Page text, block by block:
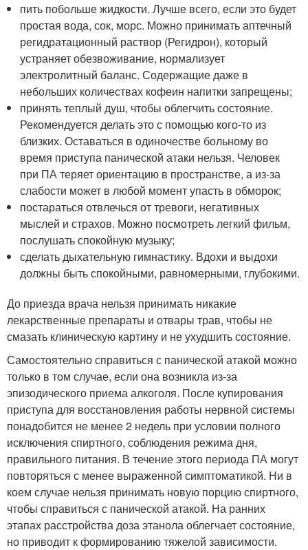
пить побольше жидкости. Лучше всего, если это будет
простая вода, сок, морс. Можно принимать аптечный
регидратационный раствор (Регидрон), который
устраняет обезвоживание, нормализует
электролитный баланс. Содержащие даже в
небольших количествах кофеин напитки запрещены;
принять теплый душ, чтобы облегчить состояние.
Рекомендуется делать это с помощью кого-то из
близких. Оставаться в одиночестве больному во
время приступа панической атаки нельзя. Человек
при ПА теряет ориентацию в пространстве, а из-за
слабости может в любой момент упасть в обморок;
постараться отвлечься от тревоги, негативных
мыслей и страхов. Можно посмотреть легкий фильм,
послушать спокойную музыку;
сделать дыхательную гимнастику. Вдохи и выдохи
должны быть спокойными, равномерными, глубокими.
До приезда врача нельзя принимать никакие
лекарственные препараты и отвары трав, чтобы не
смазать клиническую картину и не ухудшить состояние.
Самостоятельно справиться с панической атакой можно
только в том случае, если она возникла из-за
эпизодического приема алкоголя. После купирования
приступа для восстановления работы нервной системы
понадобится не менее 2 недель при условии полного
исключения спиртного, соблюдения режима дня,
правильного питания. В течение этого периода ПА могут
повторяться с менее выраженной симптоматикой. Ни в
коем случае нельзя принимать новую порцию спиртного,
чтобы справиться с панической атакой. На ранних
этапах расстройства доза этанола облегчает состояние,
но приводит к формированию тяжелой зависимости.